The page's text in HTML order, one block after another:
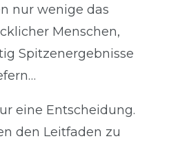
nur wenige das
Menschen,
Spitzenergebnisse
eine Entscheidung.
den Leitfaden zu